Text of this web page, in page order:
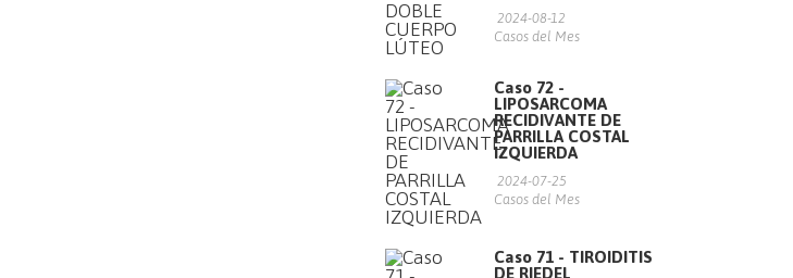
2024-08-12
Casos del Mes
Caso 72 -
LIPOSARCOMA
RECIDIVANTE DE
PARRILLA COSTAL
IZQUIERDA
2024-07-25
Casos del Mes
Caso 71 - TIROIDITIS
DE RIEDEL